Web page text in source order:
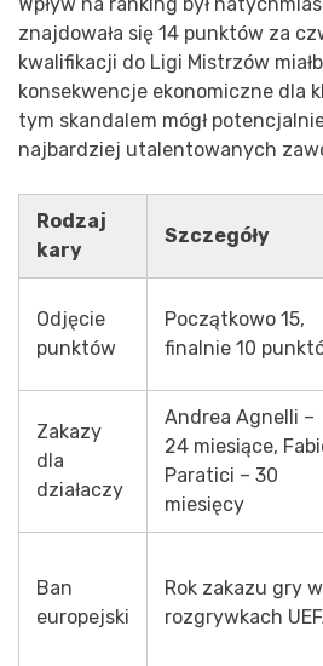
Wpływ na ranking był
znajdowała się 14 punktów za
kwalifikacji do Ligi Mistrzów
konsekwencje ekonomiczne dla
tym skandalem mógł
najbardziej utalentowanych
Rodzaj
kary
Szczegóły
Odjęcie
punktów
Początkowo 15,
finalnie 10
Zakazy
dla
działaczy
Andrea Agnelli –
24 miesiące,
Paratici – 30
miesięcy
Ban
europejski
Rok zakazu gry w
rozgrywkach